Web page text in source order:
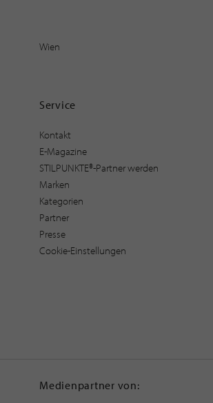
Wien
Service
Kontakt
E-Magazine
STILPUNKTE®-Partner werden
Marken
Kategorien
Partner
Presse
Cookie-Einstellungen
Medienpartner von: